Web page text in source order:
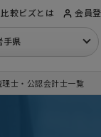
比較ビズとは 会員
手県
理士・公認会計士一覧